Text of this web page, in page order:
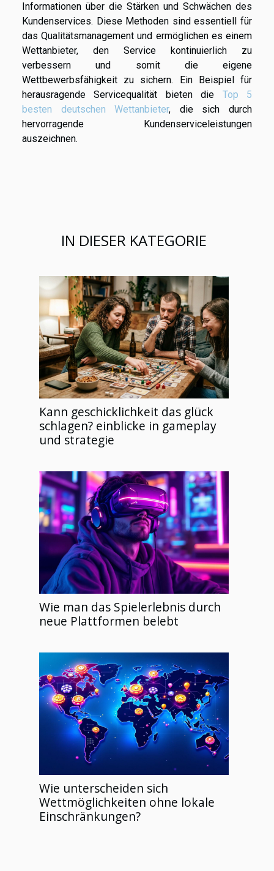
Informationen über die Stärken und Schwächen des
Kundenservices. Diese Methoden sind essentiell für
das Qualitätsmanagement und ermöglichen es einem
Wettanbieter, den Service kontinuierlich zu
verbessern und somit die eigene
Wettbewerbsfähigkeit zu sichern. Ein Beispiel für
herausragende Servicequalität bieten die Top 5
besten deutschen Wettanbieter, die sich durch
hervorragende Kundenserviceleistungen
auszeichnen.
IN DIESER KATEGORIE
Kann geschicklichkeit das glück
schlagen? einblicke in gameplay
und strategie
Wie man das Spielerlebnis durch
neue Plattformen belebt
Wie unterscheiden sich
Wettmöglichkeiten ohne lokale
Einschränkungen?